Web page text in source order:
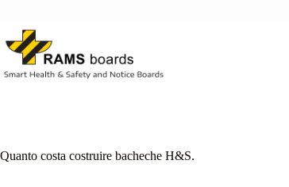
contenuto
Quanto costa costruire bacheche H&S.